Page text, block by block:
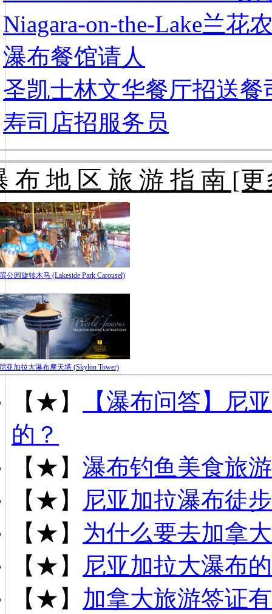
Niagara-on-the-Lake兰花
瀑布餐馆请人
圣凯士林文华餐厅招送餐
寿司店招服务员
布 地 区 旅 游 指 南 [更
公园旋转木马 (Lakeside Park Carousel)
亚加拉大瀑布摩天塔 (Skylon Tower)
【★】
【瀑布问答】尼
的？
【★】 瀑布钓鱼美食旅游
【★】
尼亚加拉瀑布徒
【★】 为什么要去加拿
【★】
尼亚加拉大瀑布
【★】 加拿大旅游签证